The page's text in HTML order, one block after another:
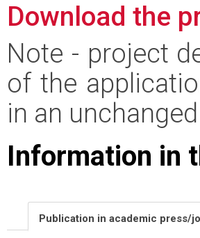
Download the
Note - project
of the
in an
Information in
Publication in academic press/